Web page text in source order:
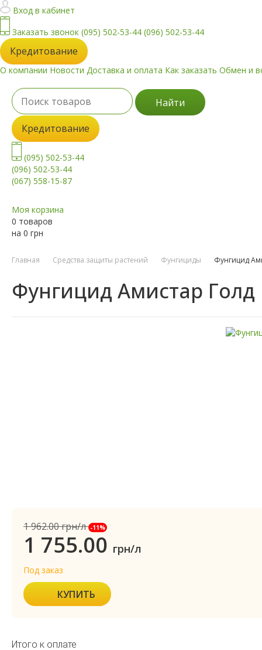
Вход в кабинет
Заказать звонок (095) 502-53-44 (096) 502-53-44
Кредитование
О компании Новости Доставка и оплата Как заказать Обмен и
Найти
Кредитование
(095) 502-53-44
(096) 502-53-44
(067) 558-15-87
Моя корзина
0 товаров
на 0 грн
Главная Средства защиты растений Фунгициды Фунгицид
Фунгицид Амистар Голд
1 962.00грн/л -11%
1 755.00 грн/л
Под заказ
КУПИТЬ
Итого к оплате